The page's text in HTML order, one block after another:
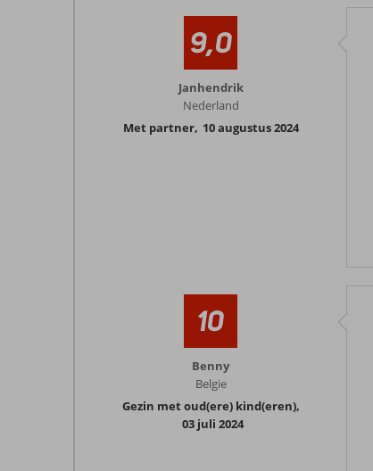
9,0
Janhendrik
Nederland
Met partner, 10 augustus 2024
10
Benny
Belgie
Gezin met oud(ere) kind(eren),
03 juli 2024